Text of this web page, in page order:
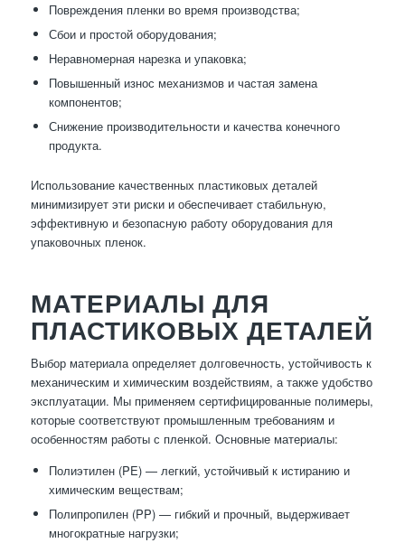
Повреждения пленки во время производства;
Сбои и простой оборудования;
Неравномерная нарезка и упаковка;
Повышенный износ механизмов и частая замена
компонентов;
Снижение производительности и качества конечного
продукта.
Использование качественных пластиковых деталей
минимизирует эти риски и обеспечивает стабильную,
эффективную и безопасную работу оборудования для
упаковочных пленок.
МАТЕРИАЛЫ ДЛЯ
ПЛАСТИКОВЫХ ДЕТАЛЕЙ
Выбор материала определяет долговечность, устойчивость к
механическим и химическим воздействиям, а также удобство
эксплуатации. Мы применяем сертифицированные полимеры,
которые соответствуют промышленным требованиям и
особенностям работы с пленкой. Основные материалы:
Полиэтилен (PE) — легкий, устойчивый к истиранию и
химическим веществам;
Полипропилен (PP) — гибкий и прочный, выдерживает
многократные нагрузки;